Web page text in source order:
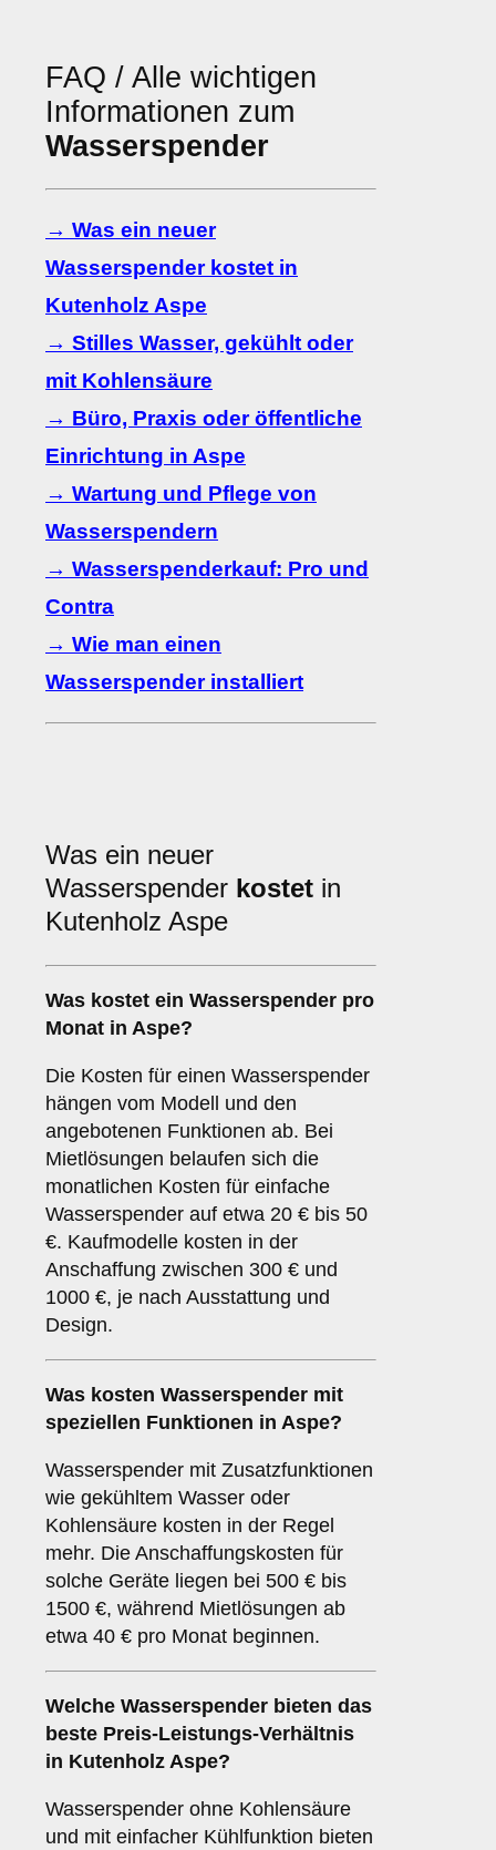
FAQ / Alle wichtigen
Informationen zum
Wasserspender
→ Was ein neuer
Wasserspender kostet in
Kutenholz Aspe
→ Stilles Wasser, gekühlt oder
mit Kohlensäure
→ Büro, Praxis oder öffentliche
Einrichtung in Aspe
→ Wartung und Pflege von
Wasserspendern
→ Wasserspenderkauf: Pro und
Contra
→ Wie man einen
Wasserspender installiert
Was ein neuer
Wasserspender kostet in
Kutenholz Aspe
Was kostet ein Wasserspender pro
Monat in Aspe?
Die Kosten für einen Wasserspender
hängen vom Modell und den
angebotenen Funktionen ab. Bei
Mietlösungen belaufen sich die
monatlichen Kosten für einfache
Wasserspender auf etwa 20 € bis 50
€. Kaufmodelle kosten in der
Anschaffung zwischen 300 € und
1000 €, je nach Ausstattung und
Design.
Was kosten Wasserspender mit
speziellen Funktionen in Aspe?
Wasserspender mit Zusatzfunktionen
wie gekühltem Wasser oder
Kohlensäure kosten in der Regel
mehr. Die Anschaffungskosten für
solche Geräte liegen bei 500 € bis
1500 €, während Mietlösungen ab
etwa 40 € pro Monat beginnen.
Welche Wasserspender bieten das
beste Preis-Leistungs-Verhältnis
in Kutenholz Aspe?
Wasserspender ohne Kohlensäure
und mit einfacher Kühlfunktion bieten